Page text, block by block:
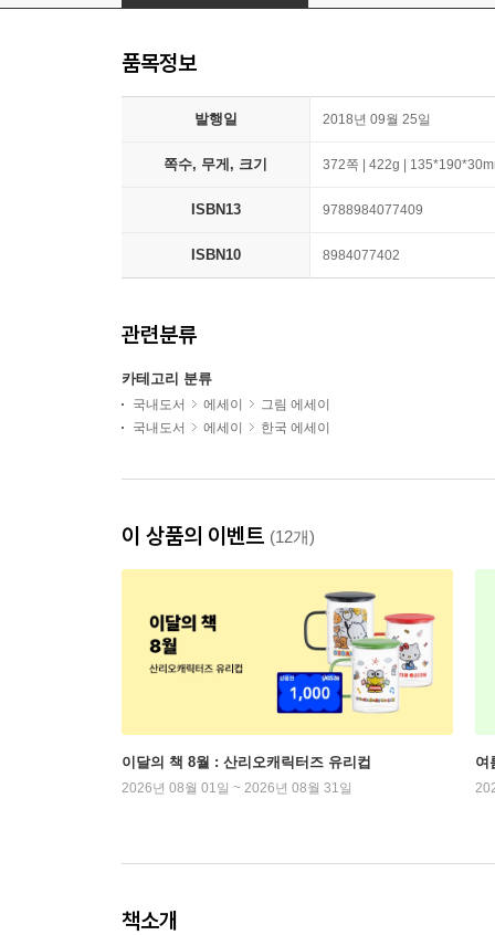
품목정보
발행일 2018년 09월 25일
쪽수, 무게, 크기 372쪽 | 422g |
ISBN13 9788984077409
ISBN10 8984077402
관련분류
카테고리 분류
국내도서 에세이
그림 에세이
국내도서
에세이 한국 에세이
이 상품의 이벤트 (12개)
이달의 책 8월 : 산리오캐릭터즈 유리컵
2026년 08월 01일 ~ 2026년 08월 31일
여
책소개